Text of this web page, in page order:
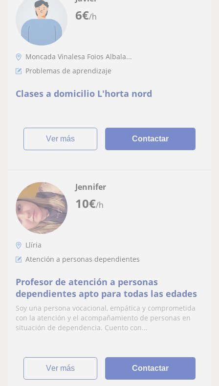
6€/h
Moncada Vinalesa Foios Albala...
Problemas de aprendizaje
Clases a domicilio L'horta nord
ver más Contactar
10€/h
Jennifer
Llíria
Atención a personas dependientes
Profesor de atención a personas
dependientes apto para todas las edades
Soy una persona vocacional, empática y comprometida
con la atención y el acompañamiento de personas en
situación de dependencia. Cuento con...
ver más Contactar